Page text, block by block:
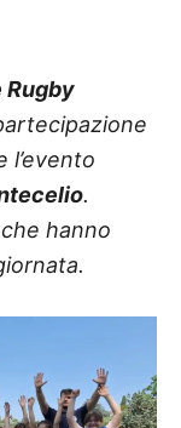
Rugby
l’evento
.
hanno